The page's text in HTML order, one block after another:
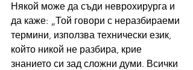
Някой може да съди неврохирурга и
да каже: „Той говори с неразбираеми
термини, използва технически език,
който никой не разбира, крие
знанието си зад сложни думи. Всички